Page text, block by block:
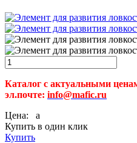
Каталог с актуальными
эл.почте: info@mafic.ru
Цена:
a
Купить в один клик
Купить